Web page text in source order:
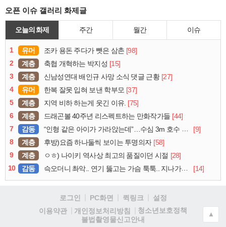
오픈 이슈 갤러리 화제글
오늘의 화제 주간 월간 이슈
1 유머 조카 용돈 주다가 뺏은 삼촌 [98]
2
계층 축협 개혁하는 박지성 [15]
3
계층 신남성연대 배인규 사망 소식 댓글 근황 [27]
4
유머 한복 잘못 입혀 보낸 학부모 [37]
5
계층 지역 비하 하는게 웃긴 이유. [75]
6
계층 드래곤볼 40주년 리스펙트하는 만화작가들 [44]
7
감동 “인형 같은 아이가 가라앉는데”…수심 3m 호수 뛰어든 60대 의인
[9]
8
계층 후방)요즘 하나둘씩 보이는 투명의자 [58]
9
계층 ㅇㅎ) 나이키 역사상 최고의 품질이던 시절 [28]
10
감동 슥오더니 촤악.. 연기 뚫고는 가슴 툭툭.. 지나가던 아재의 정체 [14]
로그인 PC화면 퀵링크
설정
이용약관
개인정보처리방침
청소년보호정책
불법촬영물신고안내
▲